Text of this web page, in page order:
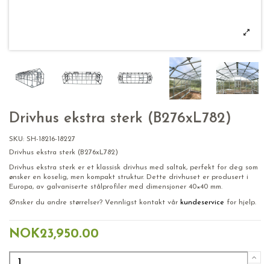
Drivhus ekstra sterk (B276xL782)
SKU: SH-18216-18227
Drivhus ekstra sterk (B276xL782)
Drivhus ekstra sterk er et klassisk drivhus med saltak, perfekt for deg som
ønsker en koselig, men kompakt struktur. Dette drivhuset er produsert i
Europa, av galvaniserte stålprofiler med dimensjoner 40×40 mm.
Ønsker du andre størrelser? Vennligst kontakt vår kundeservice for hjelp.
NOK23,950.00